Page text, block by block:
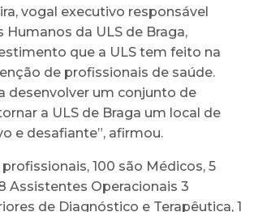
vogal executivo responsável
Humanos da ULS de Braga,
que a ULS tem feito na
de profissionais de saúde.
desenvolver um conjunto de
a ULS de Braga um local de
e desafiante”, afirmou.
100 são Médicos, 5
Assistentes Operacionais 3
de Diagnóstico e Terapêutica, 1